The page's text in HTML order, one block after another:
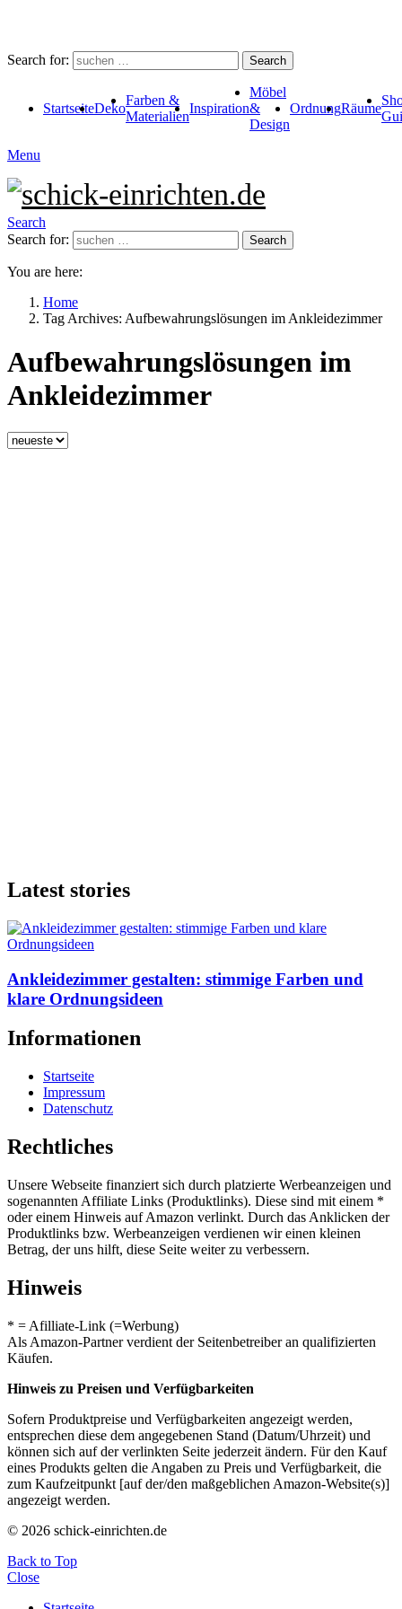
Search for: Search
StartseiteDeko
Farben &
Materialien
Inspiration
Möbel
&
Design
OrdnungRäume
Menu
Search
Search for:
Search
You are here:
Home
Tag Archives: Aufbewahrungslösungen im Ankleidezimmer
Aufbewahrungslösungen im
Ankleidezimmer
Latest stories
Ankleidezimmer gestalten: stimmige Farben und
klare Ordnungsideen
Informationen
Startseite
Impressum
Datenschutz
Rechtliches
Unsere Webseite finanziert sich durch platzierte Werbeanzeigen und
sogenannten Affiliate Links (Produktlinks). Diese sind mit einem *
oder einem Hinweis auf Amazon verlinkt. Durch das Anklicken der
Produktlinks bzw. Werbeanzeigen verdienen wir einen kleinen
Betrag, der uns hilft, diese Seite weiter zu verbessern.
Hinweis
* = Afilliate-Link (=Werbung)
Als Amazon-Partner verdient der Seitenbetreiber an qualifizierten
Käufen.
Hinweis zu Preisen und Verfügbarkeiten
Sofern Produktpreise und Verfügbarkeiten angezeigt werden,
entsprechen diese dem angegebenen Stand (Datum/Uhrzeit) und
können sich auf der verlinkten Seite jederzeit ändern. Für den Kauf
eines Produkts gelten die Angaben zu Preis und Verfügbarkeit, die
zum Kaufzeitpunkt [auf der/den maßgeblichen Amazon-Website(s)]
angezeigt werden.
© 2026 schick-einrichten.de
Back to Top
Close